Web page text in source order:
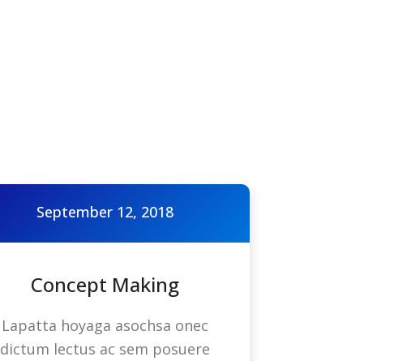
September 12, 2018
Concept Making
Lapatta hoyaga asochsa onec
dictum lectus ac sem posuere